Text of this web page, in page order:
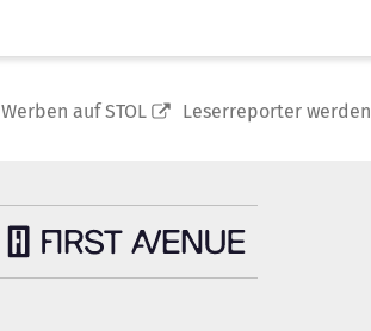
Werben auf STOL Leserreporter werden